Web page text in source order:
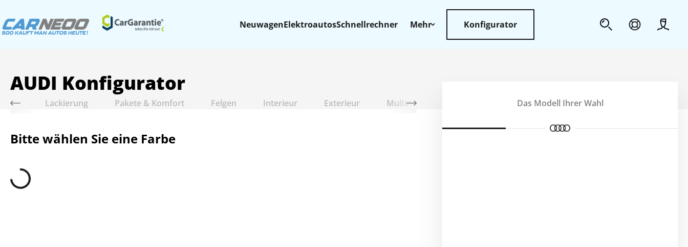
NeuwagenElektroautosSchnellrechner Mehr
Konfigurator
AUDI Konfigurator
Lackierung Pakete & Komfort Felgen Interieur Exterieur Multimedia Weiteres
Bitte wählen Sie eine Farbe
Das Modell Ihrer Wahl